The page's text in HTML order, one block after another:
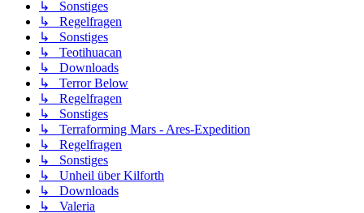
↳ Sonstiges
↳ Regelfragen
↳ Sonstiges
↳ Teotihuacan
↳ Downloads
↳ Terror Below
↳ Regelfragen
↳ Sonstiges
↳ Terraforming Mars - Ares-Expedition
↳ Regelfragen
↳ Sonstiges
↳ Unheil über Kilforth
↳ Downloads
↳ Valeria